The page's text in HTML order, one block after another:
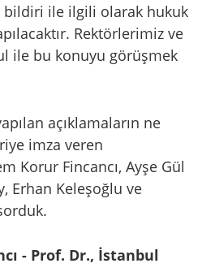
ile ilgili olarak hukuk
Rektörlerimiz ve
ile bu konuyu görüşmek
açıklamaların ne
imza veren
Korur Fincancı, Ayşe Gül
Erhan Keleşoğlu ve
- Prof. Dr., İstanbul